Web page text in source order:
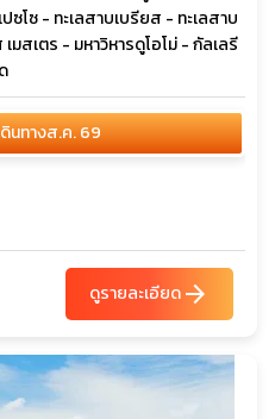
ซโซ - ทะเลสาบเบรียส - ทะเลสาบ
มสเตร - มหาวิหารดูโอโม่ - กัลเลรี
นทางส.ค. 69
ดูรายละเอียดarrow_forward